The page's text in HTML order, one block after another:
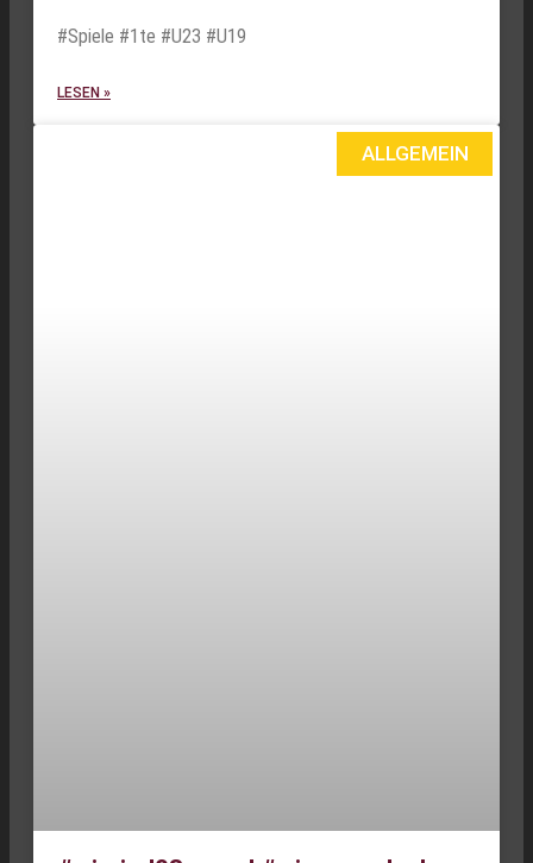
#Spiele #1te #U23 #U19
LESEN »
ALLGEMEIN